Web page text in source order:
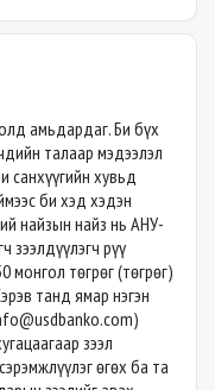
амьдардаг. Би бүх
талаар мэдээлэл
санхүүгийн хувьд
би хэд хэдэн
найзын найз нь АНУ-
зээлдүүлэгч рүү
монгол төгрөг (төгрөг)
танд ямар нэгэн
)
зээл
өгөх ба та